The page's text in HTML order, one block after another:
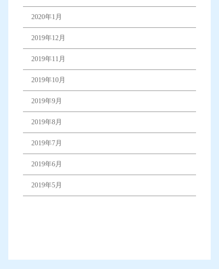
2020年1月
2019年12月
2019年11月
2019年10月
2019年9月
2019年8月
2019年7月
2019年6月
2019年5月